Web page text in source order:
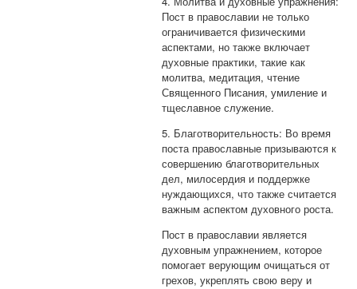
Пост в православии не только
ограничивается физическими
аспектами, но также включает
духовные практики, такие как
молитва, медитация, чтение
Священного Писания, умиление и
тщеславное служение.
5. Благотворительность: Во время
поста православные призываются к
совершению благотворительных
дел, милосердия и поддержке
нуждающихся, что также считается
важным аспектом духовного роста.
Пост в православии является
духовным упражнением, которое
помогает верующим очищаться от
грехов, укреплять свою веру и